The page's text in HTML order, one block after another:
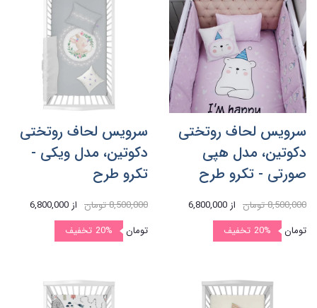
سرویس لحاف روتختی
دکوتین، مدل هپی
صورتی - تکرو طرح
8,500,000 تومان از 6,800,000
تومان
20% تخفیف
سرویس لحاف روتختی
دکوتین، مدل ویکی -
تکرو طرح
8,500,000 تومان از 6,800,000
تومان
20% تخفیف